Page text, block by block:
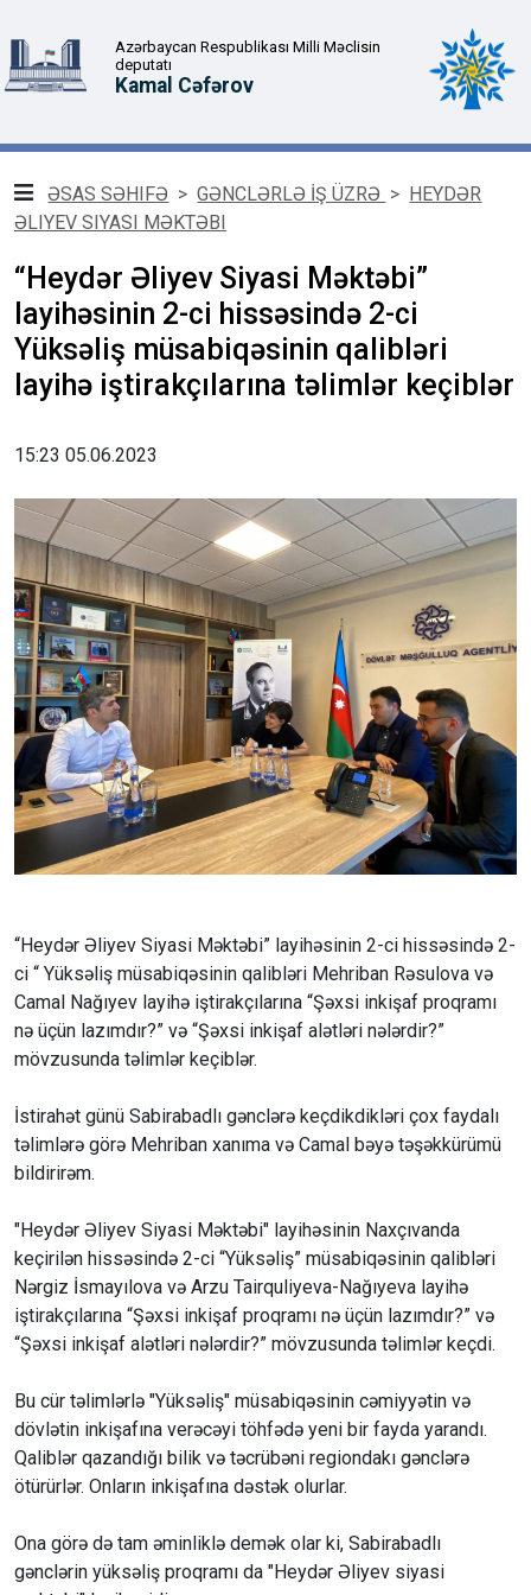
Azərbaycan Respublikası Milli Məclisin
deputatı
Kamal Cəfərov
ƏSAS SƏHIFƏ > GƏNCLƏRLƏ İŞ ÜZRƏ > HEYDƏR
ƏLIYEV SIYASI MƏKTƏBI
“Heydər Əliyev Siyasi Məktəbi”
layihəsinin 2-ci hissəsində 2-ci
Yüksəliş müsabiqəsinin qalibləri
layihə iştirakçılarına təlimlər keçiblər
15:23 05.06.2023
“Heydər Əliyev Siyasi Məktəbi” layihəsinin 2-ci hissəsində 2-
ci “ Yüksəliş müsabiqəsinin qalibləri Mehriban Rəsulova və
Camal Nağıyev layihə iştirakçılarına “Şəxsi inkişaf proqramı
nə üçün lazımdır?” və “Şəxsi inkişaf alətləri nələrdir?”
mövzusunda təlimlər keçiblər.
İstirahət günü Sabirabadlı gənclərə keçdikdikləri çox faydalı
təlimlərə görə Mehriban xanıma və Camal bəyə təşəkkürümü
bildirirəm.
"Heydər Əliyev Siyasi Məktəbi" layihəsinin Naxçıvanda
keçirilən hissəsində 2-ci “Yüksəliş” müsabiqəsinin qalibləri
Nərgiz İsmayılova və Arzu Tairquliyeva-Nağıyeva layihə
iştirakçılarına “Şəxsi inkişaf proqramı nə üçün lazımdır?” və
“Şəxsi inkişaf alətləri nələrdir?” mövzusunda təlimlər keçdi.
Bu cür təlimlərlə "Yüksəliş" müsabiqəsinin cəmiyyətin və
dövlətin inkişafına verəcəyi töhfədə yeni bir fayda yarandı.
Qaliblər qazandığı bilik və təcrübəni regiondakı gənclərə
ötürürlər. Onların inkişafına dəstək olurlar.
Ona görə də tam əminliklə demək olar ki, Sabirabadlı
gənclərin yüksəliş proqramı da "Heydər Əliyev siyasi